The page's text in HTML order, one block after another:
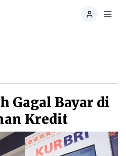
Gagal Bayar di
Kredit